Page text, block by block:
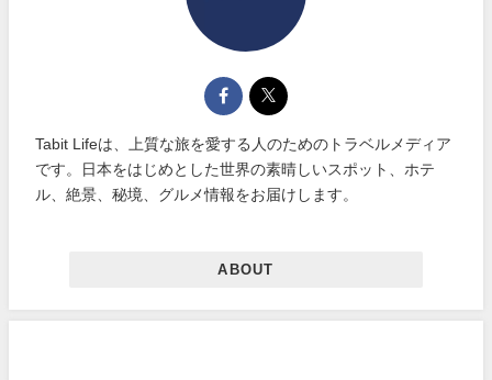
Tabit Lifeは、上質な旅を愛する人のためのトラベルメディア
です。日本をはじめとした世界の素晴しいスポット、ホテ
ル、絶景、秘境、グルメ情報をお届けします。
ABOUT